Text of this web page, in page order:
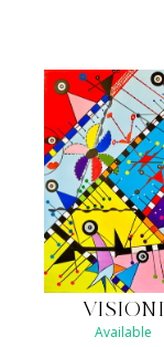
VISIONI
Available